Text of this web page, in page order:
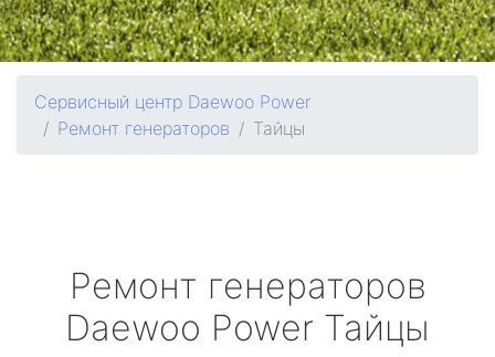
Сервисный центр Daewoo Power
Ремонт генераторов
Тайцы
Ремонт генераторов
Daewoo Power Тайцы